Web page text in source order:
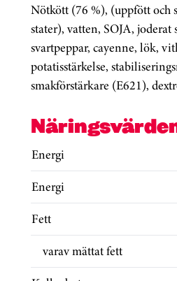
Nötkött (76 %), (uppfött och
stater), vatten, SOJA,
svartpeppar, cayenne, lök,
potatisstärkelse,
smakförstärkare (E621),
Energi
Energi
Fett
varav mättat fett